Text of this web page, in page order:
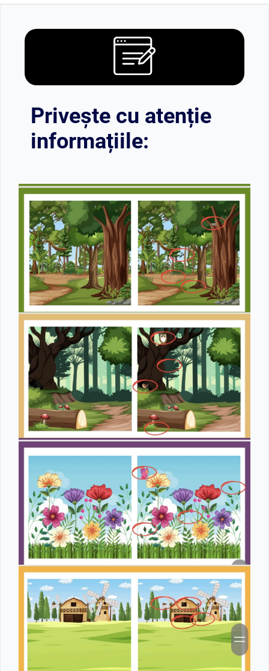
Privește cu atenție
informațiile: